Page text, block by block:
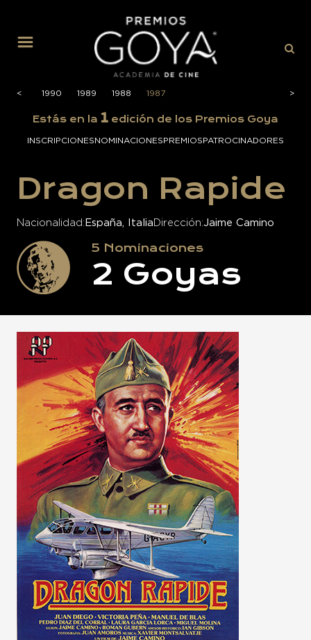
<
<
1991 1990 1989 1988 1987 >
>
Estás en la 1 edición de los Premios Goya
INSCRIPCIONESNOMINACIONESPREMIOSPATROCINADORES
Dragon Rapide
Nacionalidad España, Italia Dirección Jaime Camino
5 Nominaciones
2 Goyas